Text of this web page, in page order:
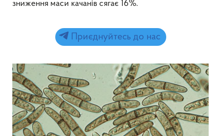
зниження маси качанів сягає 16%.
Приєднуйтесь до нас